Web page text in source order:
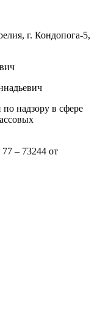
г. Кондопога-5,
надзору в сфере
– 73244 от